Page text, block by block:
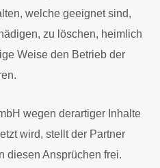
welche geeignet sind,
zu löschen, heimlich
Weise den Betrieb der
wegen derartiger Inhalte
wird, stellt der Partner
diesen Ansprüchen frei.